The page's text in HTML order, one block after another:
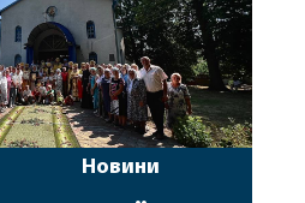
Новини